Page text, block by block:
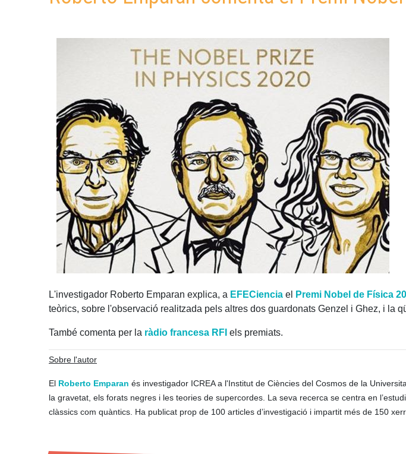
L'investigador Roberto Emparan explica, a EFECiencia el Premi Nobel de Física
teòrics, sobre l'observació realitzada pels altres dos guardonats Genzel i Ghez, i la
També comenta per la ràdio francesa RFI els premiats.
Sobre l'autor
El Roberto Emparan és investigador ICREA a l'Institut de Ciències del Cosmos de la
la gravetat, els forats negres i les teories de supercordes. La seva recerca se centra en
clàssics com quàntics. Ha publicat prop de 100 articles d’investigació i impartit més de 150